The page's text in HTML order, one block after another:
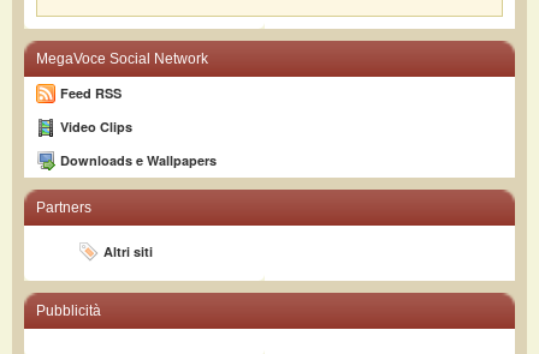
MegaVoce Social Network
Feed RSS
Video Clips
Downloads e Wallpapers
Partners
Altri siti
Pubblicità